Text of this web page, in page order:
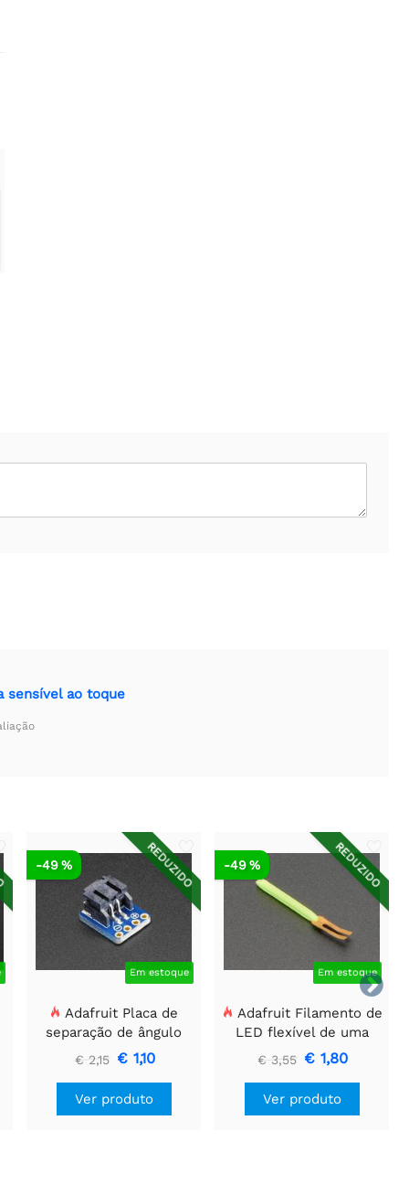
sensível ao toque

REDUZIDO
Em estoque
-49 %
Adafruit Placa de
separação de ângulo
reto JST-PH 2 pinos
€ 2,15 € 1,10
Ver produto
REDUZIDO
Em estoque
-49 %
Adafruit Filamento de
LED flexível de uma
ponta só - 3V 25mm de
comprimento - Verde
€ 3,55 € 1,80
Ver produto